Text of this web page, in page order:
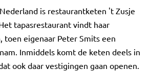
is restaurantketen 't Zusje
tapasrestaurant vindt haar
toen eigenaar Peter Smits een
Inmiddels komt de keten deels in
ook daar vestigingen gaan openen.